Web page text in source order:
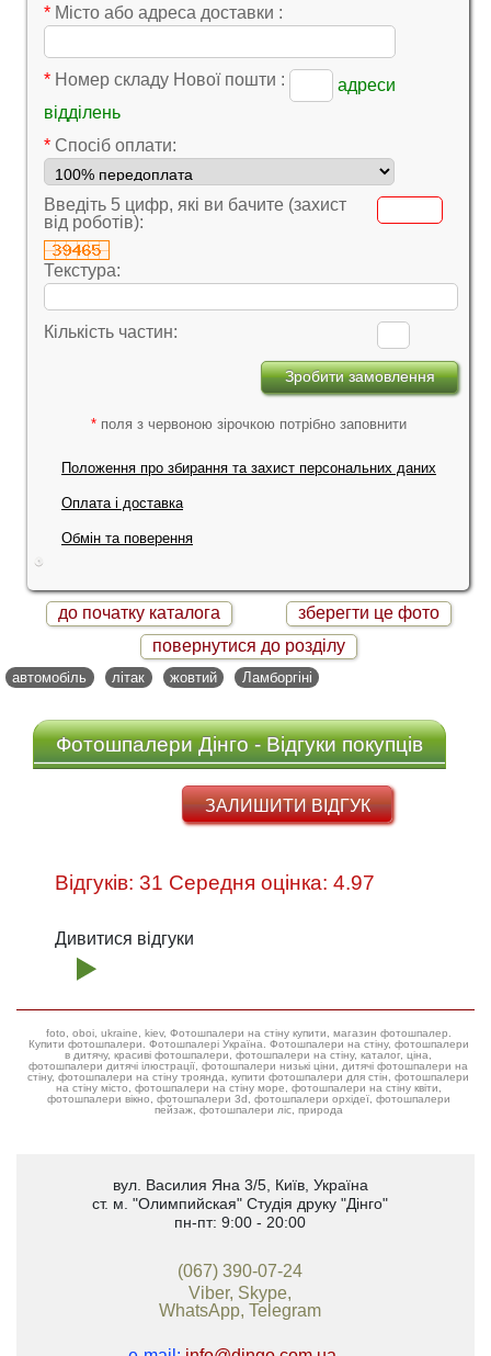
* Місто або адреса доставки :
* Номер складу Нової пошти :
адреси
відділень
* Cпосіб оплати:
Введіть 5 цифр, які ви бачите (захист
від роботів):
Текстура:
Кількість частин:
* поля з червоною зірочкою потрібно заповнити
Положення про збирання та захист персональних даних
Оплата і доставка
Обмін та поверення
до початку каталога
зберегти це фото
повернутися до розділу
автомобіль літак жовтий Ламборгіні
Фотошпалери Дінго - Відгуки покупців
ЗАЛИШИТИ ВІДГУК
Відгуків: 31 Середня оцінка: 4.97
Дивитися відгуки
foto, oboi, ukraine, kiev, Фотошпалери на стіну купити, магазин фотошпалер.
Купити фотошпалери. Фотошпалері Україна. Фотошпалери на стіну, фотошпалери
в дитячу, красиві фотошпалери, фотошпалери на стіну, каталог, ціна,
фотошпалери дитячі ілюстрації, фотошпалери низькі ціни, дитячі фотошпалери на
стіну, фотошпалери на стіну троянда, купити фотошпалери для стін, фотошпалери
на стіну місто, фотошпалери на стіну море, фотошпалери на стіну квіти,
фотошпалери вікно, фотошпалери 3d, фотошпалери орхідеї, фотошпалери
пейзаж, фотошпалери ліс, природа
вул. Василия Яна 3/5, Київ, Україна
ст. м. "Олимпийская" Студія друку "Дінго"
пн-пт: 9:00 - 20:00
(067) 390-07-24
Viber, Skype,
WhatsApp, Telegram